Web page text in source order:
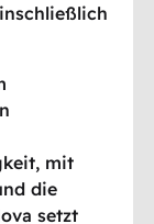
mit
die
setzt